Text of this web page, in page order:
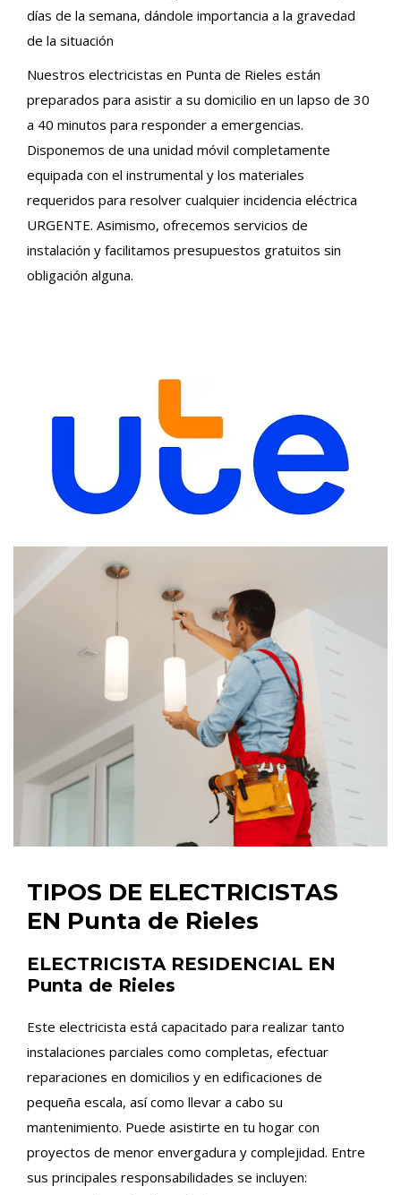
días de la semana, dándole importancia a la gravedad
de la situación
Nuestros electricistas en Punta de Rieles están
preparados para asistir a su domicilio en un lapso de 30
a 40 minutos para responder a emergencias.
Disponemos de una unidad móvil completamente
equipada con el instrumental y los materiales
requeridos para resolver cualquier incidencia eléctrica
URGENTE. Asimismo, ofrecemos servicios de
instalación y facilitamos presupuestos gratuitos sin
obligación alguna.
TIPOS DE ELECTRICISTAS
EN Punta de Rieles
ELECTRICISTA RESIDENCIAL EN
Punta de Rieles
Este electricista está capacitado para realizar tanto
instalaciones parciales como completas, efectuar
reparaciones en domicilios y en edificaciones de
pequeña escala, así como llevar a cabo su
mantenimiento. Puede asistirte en tu hogar con
proyectos de menor envergadura y complejidad. Entre
sus principales responsabilidades se incluyen: